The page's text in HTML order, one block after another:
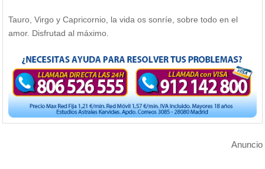
Tauro, Virgo y Capricornio, la vida os sonríe, sobre todo en el
amor. Disfrutad al máximo.
Anuncio